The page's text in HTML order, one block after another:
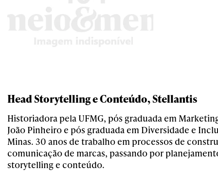
Head Storytelling e Conteúdo, Stellantis
Historiadora pela UFMG, pós graduada em
João Pinheiro e pós graduada em Diversidade e
Minas. 30 anos de trabalho em processos de
comunicação de marcas, passando por
storytelling e conteúdo.